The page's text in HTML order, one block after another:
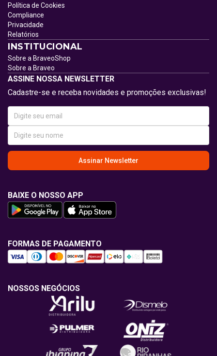
Política de Cookies
Compliance
Privacidade
Relatórios
INSTITUCIONAL
Sobre a BraveoShop
Sobre a Braveo
ASSINE NOSSA NEWSLETTER
Cadastre-se e receba novidades e promoções exclusivas!
Assinar Newsletter
BAIXE O NOSSO APP
FORMAS DE PAGAMENTO
NOSSOS NEGÓCIOS